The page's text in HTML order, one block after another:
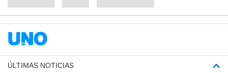
ÚLTIMAS NOTICIAS